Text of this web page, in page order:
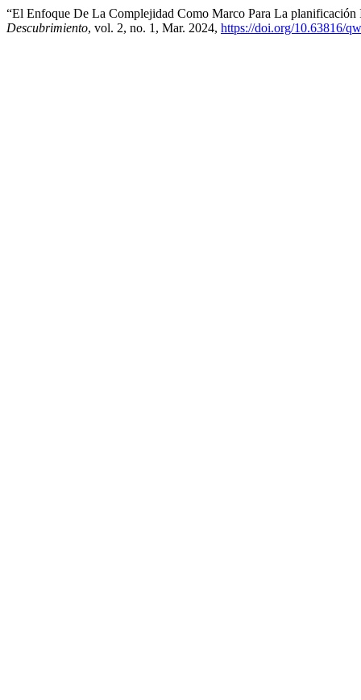
“El Enfoque De La Complejidad Como Marco Para La
Descubrimiento, vol. 2, no. 1, Mar. 2024, https://doi.org/10.63816/